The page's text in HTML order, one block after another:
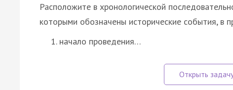
Расположите в хронологической
которыми обозначены исторические события, в
начало проведения…